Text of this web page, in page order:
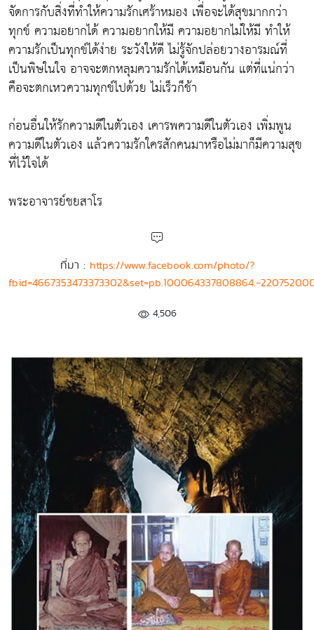
จัดการกับสิ่งที่ทำให้ความรักเศร้าหมอง เพื่อจะได้สุขมากกว่า
ทุกข์ ความอยากได้ ความอยากให้มี ความอยากไม่ให้มี ทำให้
ความรักเป็นทุกข์ได้ง่าย ระวังให้ดี ไม่รู้จักปล่อยวางอารมณ์ที่
เป็นพิษในใจ อาจจะตกหลุมความรักได้เหมือนกัน แต่ที่แน่กว่า
คือจะตกเหวความทุกข์ไปด้วย ไม่เร็วก็ช้า
ก่อนอื่นให้รักความดีในตัวเอง เคารพความดีในตัวเอง เพิ่มพูน
ความดีในตัวเอง แล้วความรักใครสักคนมาหรือไม่มาก็มีความสุข
ที่ไว้ใจได้
พระอาจารย์ชยสาโร
ที่มา : https://www.facebook.com/photo/?
fbid=4667353473373302&set=pb.100064337808864.-
4,506